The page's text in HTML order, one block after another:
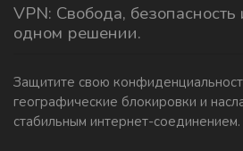
VPN: Свобода, безопасность
одном решении.
Защитите свою
географические блокировки и
стабильным интернет-соединением.